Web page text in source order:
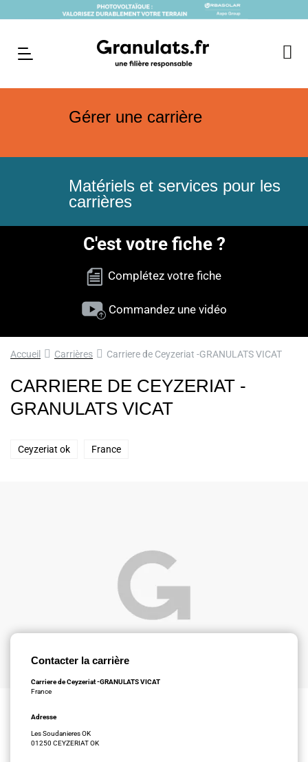
Gérer une carrière
Matériels et services pour les
carrières
C'est votre fiche ?
Complétez votre fiche
Commandez une vidéo
Accueil Carrières Carriere de Ceyzeriat -GRANULATS VICAT
CARRIERE DE CEYZERIAT -
GRANULATS VICAT
Ceyzeriat ok France
Contacter la carrière
Carriere de Ceyzeriat -GRANULATS VICAT
France
Adresse
Les Soudanieres OK
01250 CEYZERIAT OK